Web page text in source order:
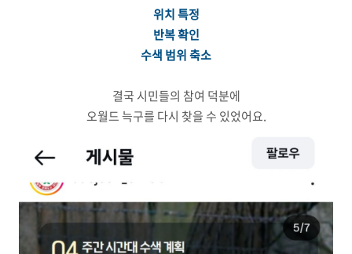
위치 특정
반복 확인
수색 범위 축소
결국 시민들의 참여 덕분에
오월드 늑구를 다시 찾을 수 있었어요.